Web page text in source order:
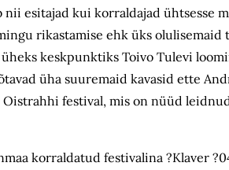
esitajad kui korraldajad ühtsesse
rikastamise ehk üks
keskpunktiks Toivo Tulevi
üha suuremaid kavasid ette
festival, mis on nüüd
korraldatud festivalina ?Klaver